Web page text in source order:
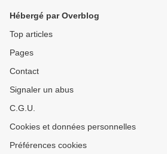
Hébergé par Overblog
Top articles
Pages
Contact
Signaler un abus
C.G.U.
Cookies et données personnelles
Préférences cookies